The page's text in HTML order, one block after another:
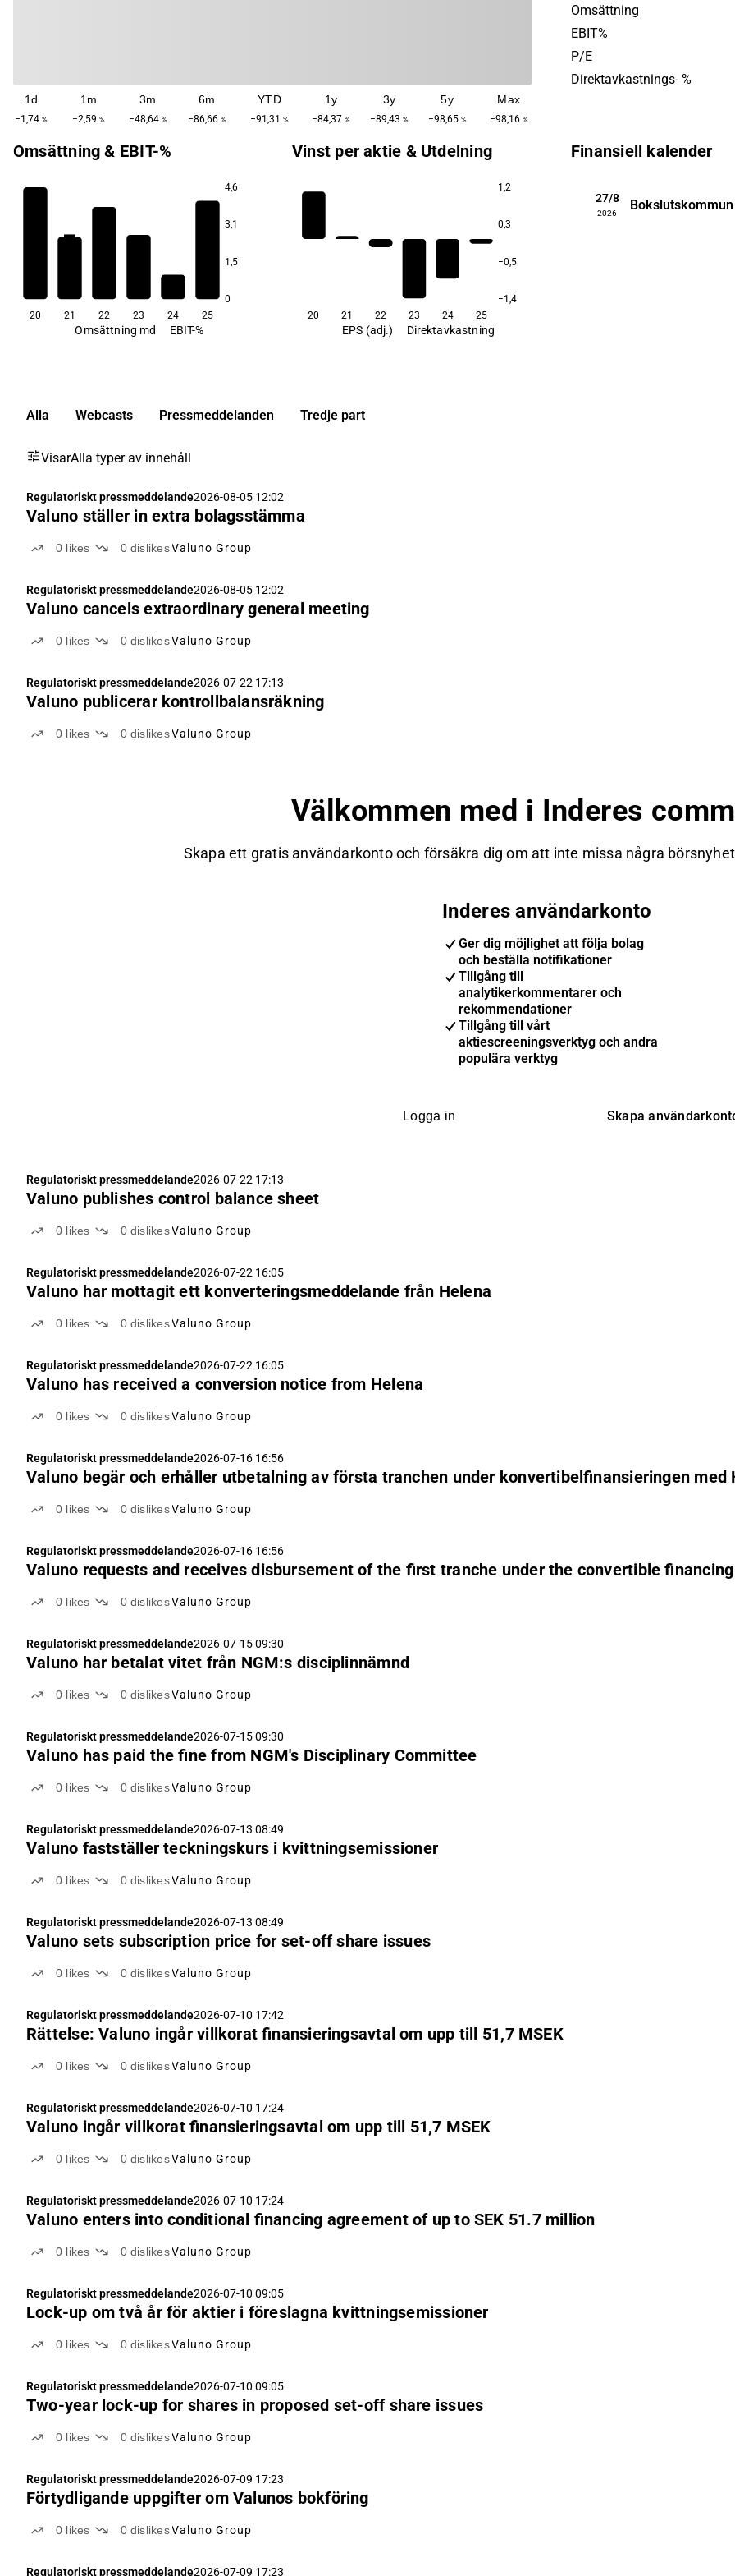
1d
−1,74 %
1m
−2,59 %
3m
−48,64 %
6m
−86,66 %
YTD
−91,31 %
1y
−84,37 %
3y
−89,43 %
5y
−98,65 %
Max
−98,16 %
2016 och har sitt
Stockholm.
Omsättning
EBIT%
P/E
Direktavkastnings- %
Omsättning & EBIT-%
4,6
3,1
1,5
0
20 21 22 23 24 25
Omsättning md EBIT-%
Vinst per aktie & Utdelning
1,2
0,3
−0,5
−1,4
20
21 22 23 24 25
EPS (adj.) Direktavkastning
Finansiell kalender
27/8
2026
Alla Webcasts Pressmeddelanden Tredje part
VisarAlla typer av innehåll
Regulatoriskt pressmeddelande2026-08-05 12:02
Valuno ställer in extra bolagsstämma
0 likes 0 dislikes Valuno Group
Regulatoriskt pressmeddelande2026-08-05 12:02
Valuno cancels extraordinary general meeting
0 likes 0 dislikes Valuno Group
Regulatoriskt pressmeddelande2026-07-22 17:13
Valuno publicerar kontrollbalansräkning
0 likes 0 dislikes Valuno Group
Välkommen med i Inderes
Skapa ett gratis användarkonto och försäkra dig om att inte missa några
Inderes användarkonto
Ger dig möjlighet att följa bolag
och beställa notifikationer
Tillgång till
analytikerkommentarer och
rekommendationer
Tillgång till vårt
aktiescreeningsverktyg och andra
populära verktyg
Logga in Skapa
Regulatoriskt pressmeddelande2026-07-22 17:13
Valuno publishes control balance sheet
0 likes 0 dislikes Valuno Group
Regulatoriskt pressmeddelande2026-07-22 16:05
Valuno har mottagit ett konverteringsmeddelande från Helena
0 likes 0 dislikes Valuno Group
Regulatoriskt pressmeddelande2026-07-22 16:05
Valuno has received a conversion notice from Helena
0 likes 0 dislikes Valuno Group
Regulatoriskt pressmeddelande2026-07-16 16:56
Valuno begär och erhåller utbetalning av första tranchen under konvertibelfinansieringen med
0 likes 0 dislikes Valuno Group
Regulatoriskt pressmeddelande2026-07-16 16:56
Valuno requests and receives disbursement of the first tranche under the convertible
0 likes 0 dislikes Valuno Group
Regulatoriskt pressmeddelande2026-07-15 09:30
Valuno har betalat vitet från NGM:s disciplinnämnd
0 likes 0 dislikes Valuno Group
Regulatoriskt pressmeddelande2026-07-15 09:30
Valuno has paid the fine from NGM's Disciplinary Committee
0 likes 0 dislikes Valuno Group
Regulatoriskt pressmeddelande2026-07-13 08:49
Valuno fastställer teckningskurs i kvittningsemissioner
0 likes 0 dislikes Valuno Group
Regulatoriskt pressmeddelande2026-07-13 08:49
Valuno sets subscription price for set-off share issues
0 likes 0 dislikes Valuno Group
Regulatoriskt pressmeddelande2026-07-10 17:42
Rättelse: Valuno ingår villkorat finansieringsavtal om upp till 51,7 MSEK
0 likes 0 dislikes Valuno Group
Regulatoriskt pressmeddelande2026-07-10 17:24
Valuno ingår villkorat finansieringsavtal om upp till 51,7 MSEK
0 likes 0 dislikes Valuno Group
Regulatoriskt pressmeddelande2026-07-10 17:24
Valuno enters into conditional financing agreement of up to SEK 51.7 million
0 likes 0 dislikes Valuno Group
Regulatoriskt pressmeddelande2026-07-10 09:05
Lock-up om två år för aktier i föreslagna kvittningsemissioner
0 likes 0 dislikes Valuno Group
Regulatoriskt pressmeddelande2026-07-10 09:05
Two-year lock-up for shares in proposed set-off share issues
0 likes 0 dislikes Valuno Group
Regulatoriskt pressmeddelande2026-07-09 17:23
Förtydligande uppgifter om Valunos bokföring
0 likes 0 dislikes Valuno Group
Regulatoriskt pressmeddelande2026-07-09 17:23